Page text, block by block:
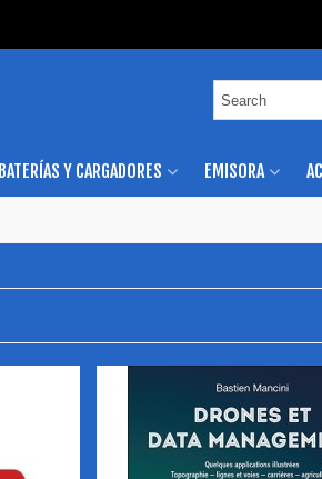
BATERÍAS Y CARGADORES EMISORA